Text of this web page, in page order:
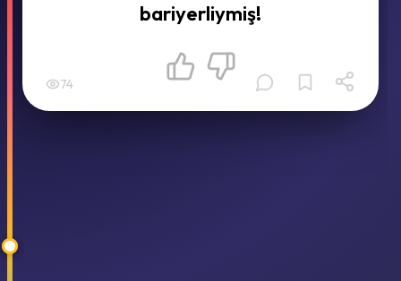
bariyerliymiş!
74